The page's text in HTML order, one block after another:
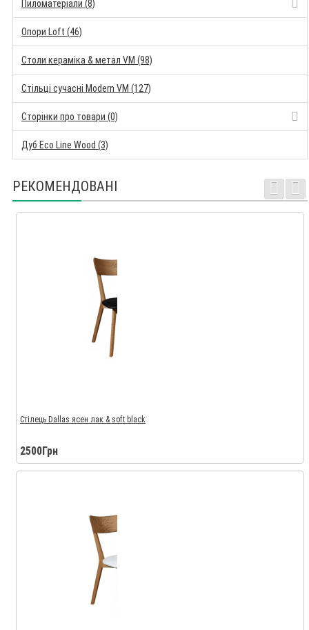
Пиломатеріали (8)
Опори Loft (46)
Столи кераміка & метал VM (98)
Стільці сучасні Modern VM (127)
Сторінки про товари (0)
Дуб Eco Line Wood (3)
РЕКОМЕНДОВАНІ
Стілець Dallas ясен лак & soft black
2500Грн